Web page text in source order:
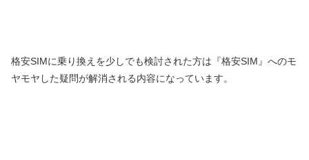
格安SIMに乗り換えを少しでも検討された方は『格安SIM』へのモ
ヤモヤした疑問が解消される内容になっています。